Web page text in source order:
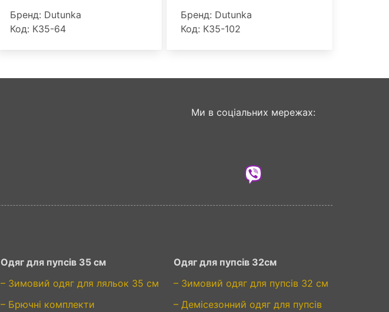
Бренд: Dutunka
Код: К35-64
Бренд: Dutunka
Код: К35-102
Ми в соціальних мережах:
Одяг для пупсів 35 см
– Зимовий одяг для ляльок 35 см
– Брючні комплекти
Одяг для пупсів 32см
– Зимовий одяг для пупсів 32 см
– Демісезонний одяг для пупсів